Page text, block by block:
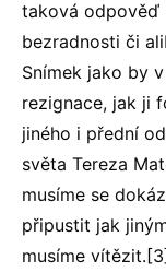
taková odpověď
bezradnosti či
Snímek jako by
rezignace, jak ji
jiného i přední
světa Tereza
musíme se
připustit jak
musíme